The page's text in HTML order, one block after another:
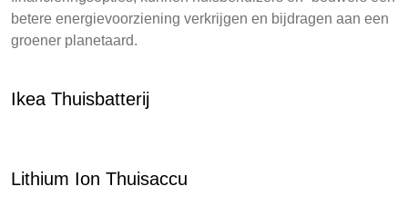
betere energievoorziening verkrijgen en bijdragen aan een
groener planetaard.
Ikea Thuisbatterij
Lithium Ion Thuisaccu